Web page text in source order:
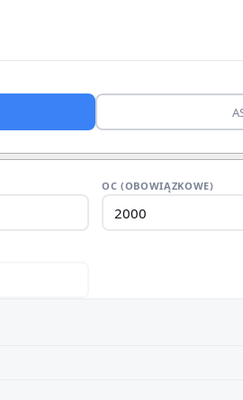
OC (OBOWIĄZKOWE)